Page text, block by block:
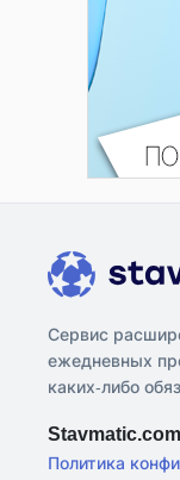
Сервис
ежедневных
каких-либо
Stavmatic.com
Политика